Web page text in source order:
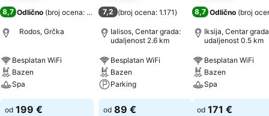
8,7 Odlično (broj ocena: 4.636)
Rodos, Grčka
Besplatan WiFi
Bazen
Spa
od 199 €
7,2 (broj ocena: 1.171)
Ialisos, Centar grada:
udaljenost 2.6 km
Besplatan WiFi
Bazen
Parking
od 89 €
8,7 Odlično (broj
Iksija, Centar
udaljenost 0.5 km
Besplatan WiFi
Bazen
Spa
od 171 €